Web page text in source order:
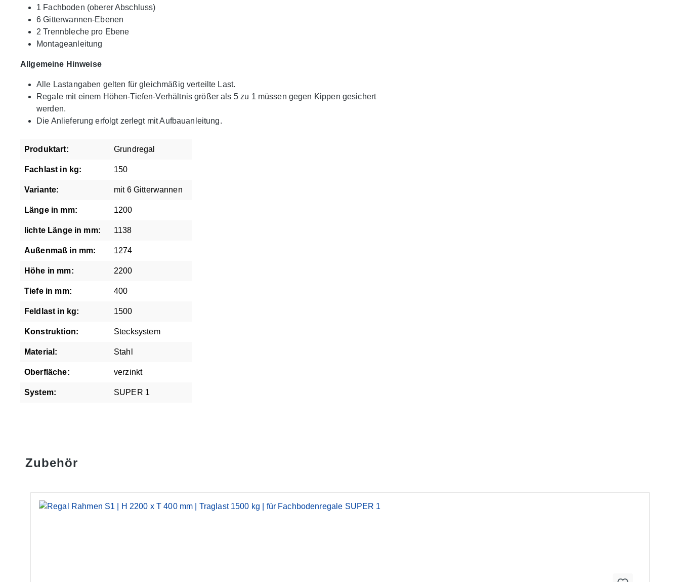
1 Fachboden (oberer Abschluss)
6 Gitterwannen-Ebenen
2 Trennbleche pro Ebene
Montageanleitung
Allgemeine Hinweise
Alle Lastangaben gelten für gleichmäßig verteilte Last.
Regale mit einem Höhen-Tiefen-Verhältnis größer als 5 zu 1 müssen gegen Kippen gesichert
werden.
Die Anlieferung erfolgt zerlegt mit Aufbauanleitung.
Produktart: Grundregal
Fachlast in kg: 150
Variante: mit 6 Gitterwannen
Länge in mm: 1200
lichte Länge in mm: 1138
Außenmaß in mm: 1274
Höhe in mm: 2200
Tiefe in mm: 400
Feldlast in kg: 1500
Konstruktion: Stecksystem
Material: Stahl
Oberfläche: verzinkt
System: SUPER 1
Zubehör